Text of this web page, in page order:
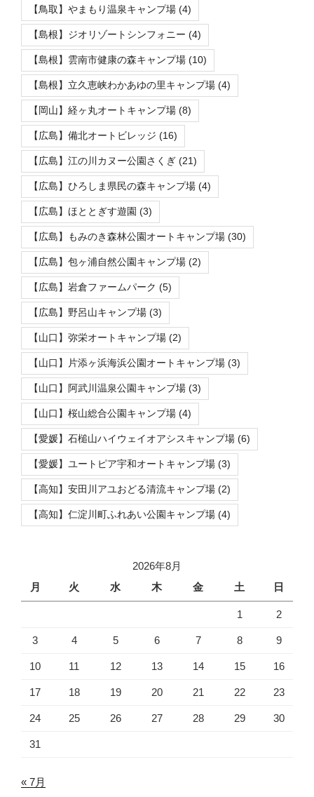
【鳥取】やまもり温泉キャンプ場 (4)
【島根】ジオリゾートシンフォニー (4)
【島根】雲南市健康の森キャンプ場 (10)
【島根】立久恵峡わかあゆの里キャンプ場 (4)
【岡山】経ヶ丸オートキャンプ場 (8)
【広島】備北オートビレッジ (16)
【広島】江の川カヌー公園さくぎ (21)
【広島】ひろしま県民の森キャンプ場 (4)
【広島】ほととぎす遊園 (3)
【広島】もみのき森林公園オートキャンプ場 (30)
【広島】包ヶ浦自然公園キャンプ場 (2)
【広島】岩倉ファームパーク (5)
【広島】野呂山キャンプ場 (3)
【山口】弥栄オートキャンプ場 (2)
【山口】片添ヶ浜海浜公園オートキャンプ場 (3)
【山口】阿武川温泉公園キャンプ場 (3)
【山口】桜山総合公園キャンプ場 (4)
【愛媛】石槌山ハイウェイオアシスキャンプ場 (6)
【愛媛】ユートピア宇和オートキャンプ場 (3)
【高知】安田川アユおどる清流キャンプ場 (2)
【高知】仁淀川町ふれあい公園キャンプ場 (4)
2026年8月
月
火 水 木 金 土 日
1 2
3 4 5 6 7 8 9
10 11 12 13 14 15 16
17 18 19 20 21 22 23
24 25 26 27 28 29 30
31
« 7月